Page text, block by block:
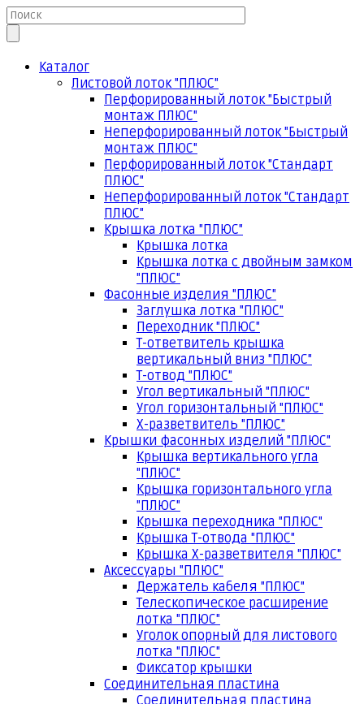
Каталог
Листовой лоток "ПЛЮС"
Перфорированный лоток "Быстрый
монтаж ПЛЮС"
Неперфорированный лоток "Быстрый
монтаж ПЛЮС"
Перфорированный лоток "Стандарт
ПЛЮС"
Неперфорированный лоток "Стандарт
ПЛЮС"
Крышка лотка "ПЛЮС"
Крышка лотка
Крышка лотка с двойным замком
"ПЛЮС"
Фасонные изделия "ПЛЮС"
Заглушка лотка "ПЛЮС"
Переходник "ПЛЮС"
Т-ответвитель крышка
вертикальный вниз "ПЛЮС"
Т-отвод "ПЛЮС"
Угол вертикальный "ПЛЮС"
Угол горизонтальный "ПЛЮС"
Х-разветвитель "ПЛЮС"
Крышки фасонных изделий "ПЛЮС"
Крышка вертикального угла
"ПЛЮС"
Крышка горизонтального угла
"ПЛЮС"
Крышка переходника "ПЛЮС"
Крышка Т-отвода "ПЛЮС"
Крышка Х-разветвителя "ПЛЮС"
Аксессуары "ПЛЮС"
Держатель кабеля "ПЛЮС"
Телескопическое расширение
лотка "ПЛЮС"
Уголок опорный для листового
лотка "ПЛЮС"
Фиксатор крышки
Соединительная пластина
Соединительная пластина